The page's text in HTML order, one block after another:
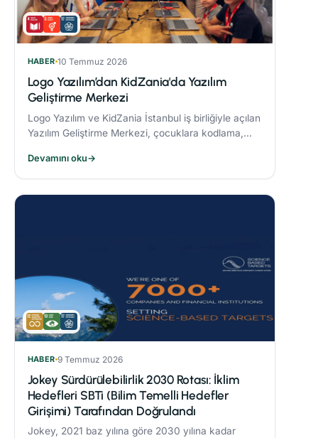
HABER 10 Temmuz 2026
Logo Yazılım’dan KidZania'da Yazılım
Geliştirme Merkezi
Logo Yazılım ve KidZania İstanbul iş birliğiyle açılan
Yazılım Geliştirme Merkezi, çocuklara kodlama,
kazandırmayı hedefliyor.
Devamını oku→
HABER 9 Temmuz 2026
Jokey Sürdürülebilirlik 2030 Rotası: İklim
Hedefleri SBTi (Bilim Temelli Hedefler
Girişimi) Tarafından Doğrulandı
Jokey, 2021 baz yılına göre 2030 yılına kadar